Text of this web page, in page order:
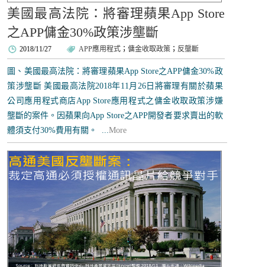
美國最高法院：將審理蘋果App Store
之APP傭金30%政策涉壟斷
2018/11/27 APP應用程式 ；傭金收取政策 ； 反壟斷
圖、美國最高法院：將審理蘋果App Store之APP傭金30%政
策涉壟斷 美國最高法院2018年11月26日將審理有關於蘋果
公司應用程式商店App Store應用程式之傭金收取政策涉嫌
壟斷的案件。因蘋果向App Store之APP開發者要求賣出的軟
體須支付30%費用有關。 ...More